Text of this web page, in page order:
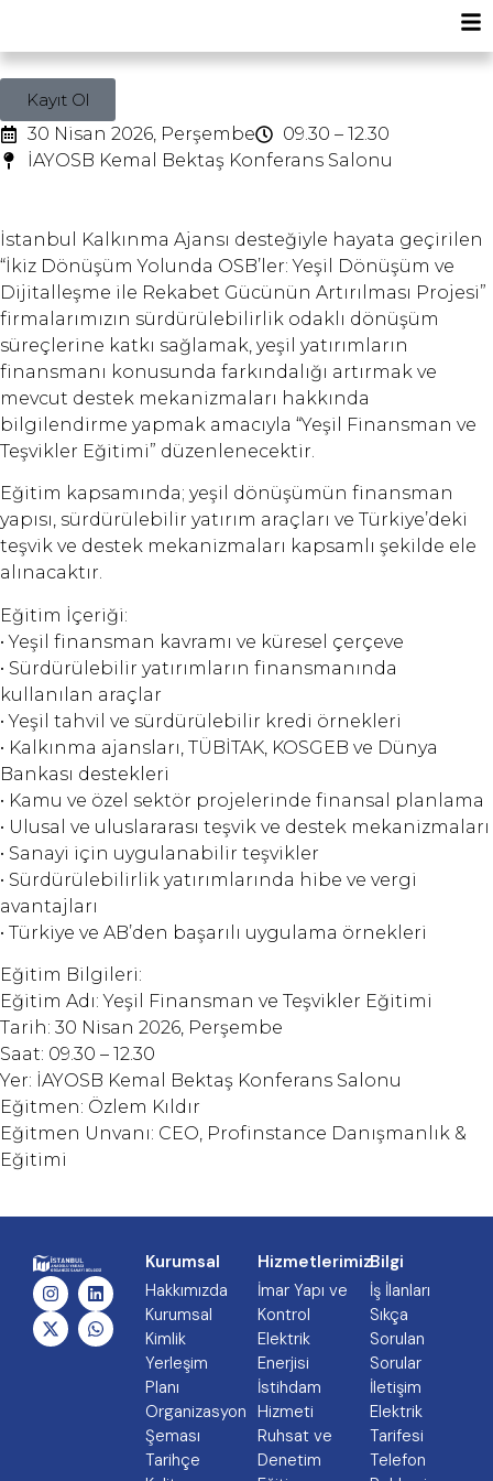
Kayıt Ol
30 Nisan 2026, Perşembe
09.30 – 12.30
İAYOSB Kemal Bektaş Konferans Salonu
İstanbul Kalkınma Ajansı desteğiyle hayata geçirilen
“İkiz Dönüşüm Yolunda OSB’ler: Yeşil Dönüşüm ve
Dijitalleşme ile Rekabet Gücünün Artırılması Projesi”
firmalarımızın sürdürülebilirlik odaklı dönüşüm
süreçlerine katkı sağlamak, yeşil yatırımların
finansmanı konusunda farkındalığı artırmak ve
mevcut destek mekanizmaları hakkında
bilgilendirme yapmak amacıyla “Yeşil Finansman ve
Teşvikler Eğitimi” düzenlenecektir.
Eğitim kapsamında; yeşil dönüşümün finansman
yapısı, sürdürülebilir yatırım araçları ve Türkiye’deki
teşvik ve destek mekanizmaları kapsamlı şekilde ele
alınacaktır.
Eğitim İçeriği:
• Yeşil finansman kavramı ve küresel çerçeve
• Sürdürülebilir yatırımların finansmanında
kullanılan araçlar
• Yeşil tahvil ve sürdürülebilir kredi örnekleri
• Kalkınma ajansları, TÜBİTAK, KOSGEB ve Dünya
Bankası destekleri
• Kamu ve özel sektör projelerinde finansal planlama
• Ulusal ve uluslararası teşvik ve destek mekanizmaları
• Sanayi için uygulanabilir teşvikler
• Sürdürülebilirlik yatırımlarında hibe ve vergi
avantajları
• Türkiye ve AB’den başarılı uygulama örnekleri
Eğitim Bilgileri:
Eğitim Adı: Yeşil Finansman ve Teşvikler Eğitimi
Tarih: 30 Nisan 2026, Perşembe
Saat: 09.30 – 12.30
Yer: İAYOSB Kemal Bektaş Konferans Salonu
Eğitmen: Özlem Kıldır
Eğitmen Unvanı: CEO, Profinstance Danışmanlık &
Eğitimi
Kurumsal
Hakkımızda
Kurumsal
Kimlik
Yerleşim
Planı
Organizasyon
Şeması
Tarihçe
Hizmetlerimiz
İmar Yapı ve
Kontrol
Elektrik
Enerjisi
İstihdam
Hizmeti
Ruhsat ve
Denetim
Bilgi
İş İlanları
Sıkça
Sorulan
Sorular
İletişim
Elektrik
Tarifesi
Telefon